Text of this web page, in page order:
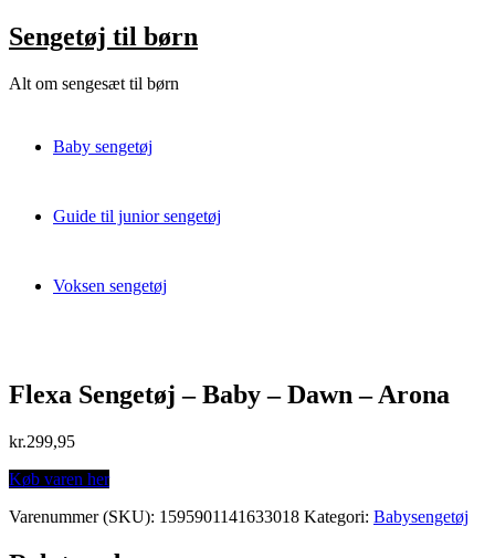
Skip
to
Sengetøj til børn
Alt om sengesæt til børn
Baby sengetøj
Guide til junior sengetøj
Voksen sengetøj
Flexa Sengetøj – Baby – Dawn – Arona
kr.299,95
Køb varen her
Varenummer (SKU): 1595901141633018 Kategori: Babysengetøj